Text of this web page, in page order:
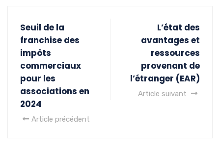
Seuil de la
franchise des
impôts
commerciaux
pour les
associations en
2024
Article précédent
L’état des
avantages et
ressources
provenant de
l’étranger (EAR)
Article suivant